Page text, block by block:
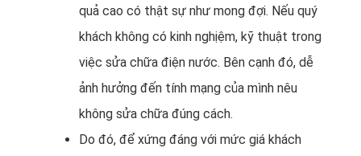
quả cao có thật sự như mong đợi. Nếu quý
khách không có kinh nghịệm, kỹ thuật trong
việc sửa chữa điện nước. Bên cạnh đó, dễ
ảnh hưởng đến tính mạng của mình nêu
không sửa chữa đúng cách.
Do đó, để xứng đáng với mức giá khách